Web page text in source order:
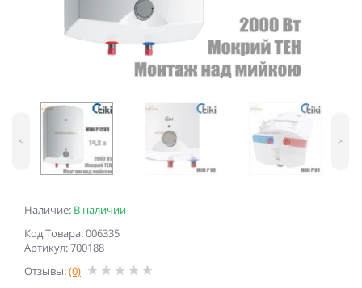
Наличие: В наличии
Код Товара: 006335
Артикул: 700188
Отзывы:(0)
< >